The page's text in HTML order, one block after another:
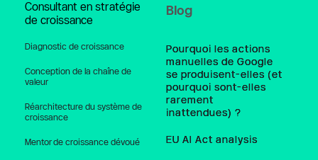
Consultant en stratégie
de croissance
Diagnostic de croissance
Conception de la chaîne de
valeur
Réarchitecture du système de
croissance
Mentor de croissance dévoué
Blog
Pourquoi les actions
manuelles de Google
se produisent-elles (et
pourquoi sont-elles
rarement
inattendues) ?
EU AI Act analysis